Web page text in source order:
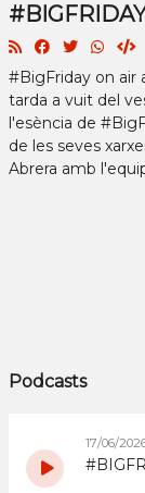
#BigFriday on air
tarda a vuit del
l'esència de
de les seves
Abrera amb
Podcasts
17/06/